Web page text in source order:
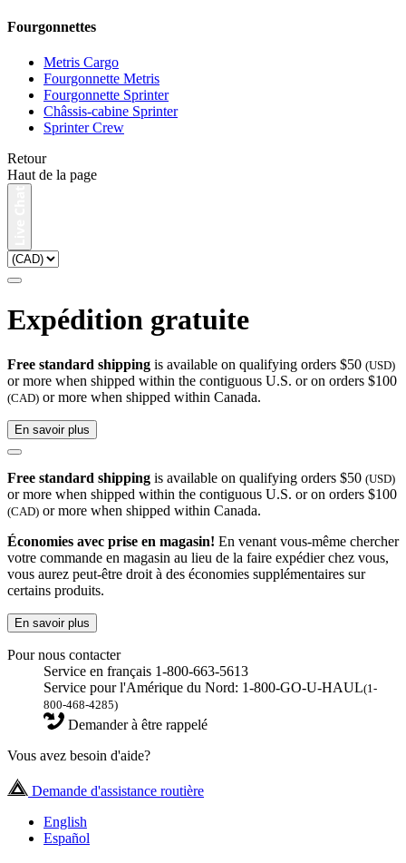
Fourgonnettes
Metris Cargo
Fourgonnette Metris
Fourgonnette Sprinter
Châssis-cabine Sprinter
Sprinter Crew
Retour
Haut de la page
Expédition gratuite
Free standard shipping is available on qualifying orders $50 (USD)
or more when shipped within the contiguous U.S. or on orders $100
(CAD) or more when shipped within Canada.
En savoir plus
Free standard shipping is available on qualifying orders $50 (USD)
or more when shipped within the contiguous U.S. or on orders $100
(CAD) or more when shipped within Canada.
Économies avec prise en magasin! En venant vous-même chercher
votre commande en magasin au lieu de la faire expédier chez vous,
vous aurez peut-être droit à des économies supplémentaires sur
certains produits.
En savoir plus
Pour nous contacter
Service en français 1-800-663-5613
Service pour l'Amérique du Nord: 1-800-GO-U-HAUL(1-
800-468-4285)
Demander à être rappelé
Vous avez besoin d'aide?
Demande d'assistance routière
English
Español